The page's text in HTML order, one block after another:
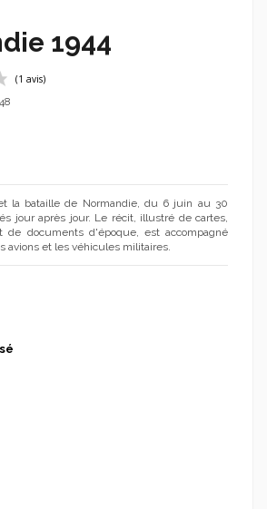
1944
(1 avis)
la bataille de Normandie, du 6 juin au 30
jour après jour. Le récit, illustré de cartes,
de documents d'époque, est accompagné
avions et les véhicules militaires.